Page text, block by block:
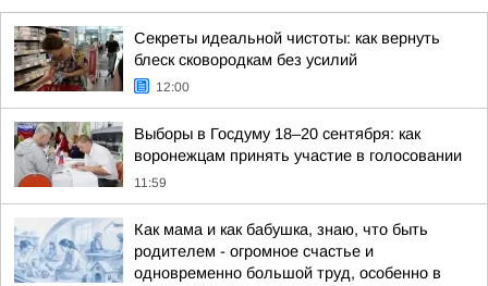
Секреты идеальной чистоты: как вернуть
блеск сковородкам без усилий
12:00
Выборы в Госдуму 18–20 сентября: как
воронежцам принять участие в голосовании
11:59
Как мама и как бабушка, знаю, что быть
родителем - огромное счастье и
одновременно большой труд, особенно в